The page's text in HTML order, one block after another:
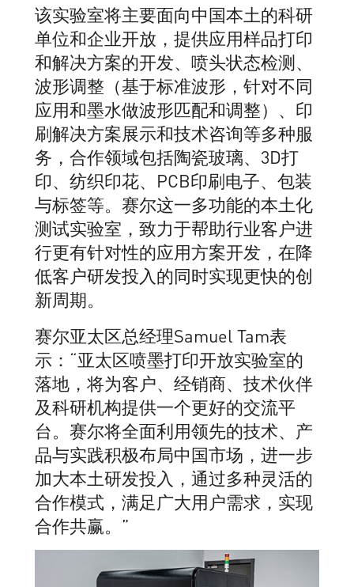
该实验室将主要面向中国本土的科研
单位和企业开放，提供应用样品打印
和解决方案的开发、喷头状态检测、
波形调整（基于标准波形，针对不同
应用和墨水做波形匹配和调整）、印
刷解决方案展示和技术咨询等多种服
务，合作领域包括陶瓷玻璃、3D打
印、纺织印花、PCB印刷电子、包装
与标签等。赛尔这一多功能的本土化
测试实验室，致力于帮助行业客户进
行更有针对性的应用方案开发，在降
低客户研发投入的同时实现更快的创
新周期。
赛尔亚太区总经理Samuel Tam表
示：“亚太区喷墨打印开放实验室的
落地，将为客户、经销商、技术伙伴
及科研机构提供一个更好的交流平
台。赛尔将全面利用领先的技术、产
品与实践积极布局中国市场，进一步
加大本土研发投入，通过多种灵活的
合作模式，满足广大用户需求，实现
合作共赢。”